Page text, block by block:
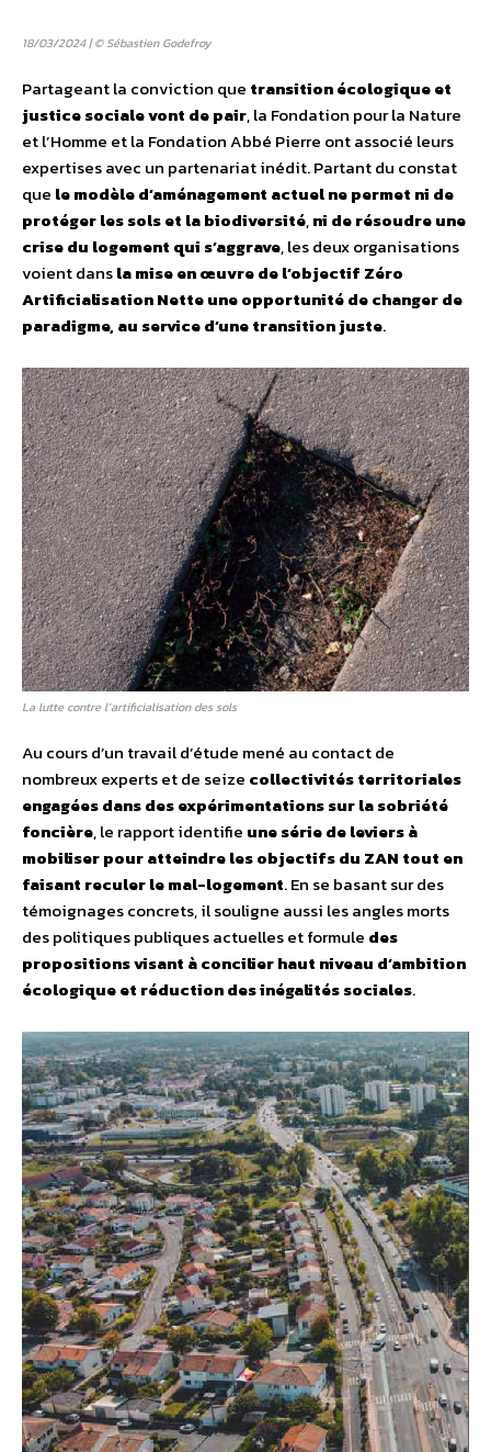
18/03/2024 | © Sébastien Godefroy
Partageant la conviction que transition écologique et
justice sociale vont de pair, la Fondation pour la Nature
et l’Homme et la Fondation Abbé Pierre ont associé leurs
expertises avec un partenariat inédit. Partant du constat
que le modèle d’aménagement actuel ne permet ni de
protéger les sols et la biodiversité,ni de résoudre une
crise du logement qui s’aggrave, les deux organisations
voient dansla mise en œuvre de l’objectif Zéro
Artificialisation Nette une opportunité de changer de
paradigme, au service d’une transition juste.
La lutte contre l’artificialisation des sols
Au cours d’un travail d’étude mené au contact de
nombreux experts et de seize collectivités territoriales
engagées dans des expérimentations sur la sobriété
foncière, le rapport identifie une série de leviers à
mobiliser pour atteindre les objectifs du ZAN tout en
faisant reculer le mal-logement. En se basant sur des
témoignages concrets, il souligne aussi les angles morts
des politiques publiques actuelles et formule des
propositions visant à concilier haut niveau d’ambition
écologique et réduction des inégalités sociales.